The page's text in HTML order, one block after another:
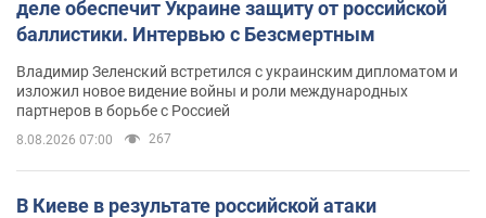
деле обеспечит Украине защиту от российской
баллистики. Интервью с Безсмертным
Владимир Зеленский встретился с украинским дипломатом и
изложил новое видение войны и роли международных
партнеров в борьбе с Россией
8.08.2026 07:00 267
В Киеве в результате российской атаки